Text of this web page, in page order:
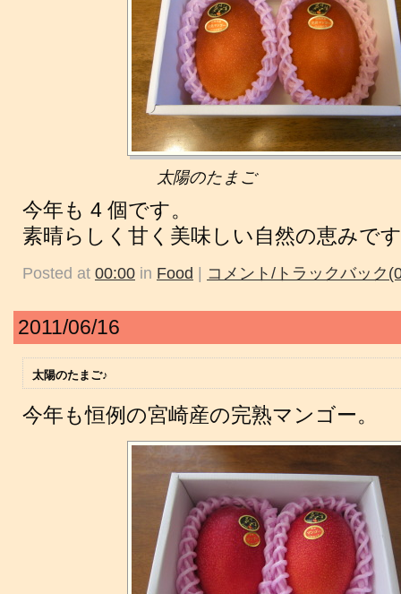
太陽のたまご
今年も 4 個です。
素晴らしく甘く美味しい自然の恵みで
Posted at 00:00 in Food コメント/トラックバック
2011/06/16
太陽のたまご♪
今年も恒例の宮崎産の完熟マンゴー。